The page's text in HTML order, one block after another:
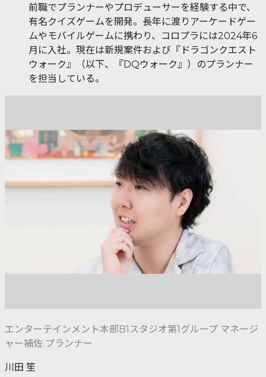
前職でプランナーやプロデューサーを経験する中で、
有名クイズゲームを開発。長年に渡りアーケードゲー
ムやモバイルゲームに携わり、コロプラには2024年6
月に入社。現在は新規案件および『ドラゴンクエスト
ウォーク』（以下、『DQウォーク』）のプランナー
を担当している。
エンターテインメント本部B1スタジオ第1グループ マネージ
ャー補佐 プランナー
川田 笙